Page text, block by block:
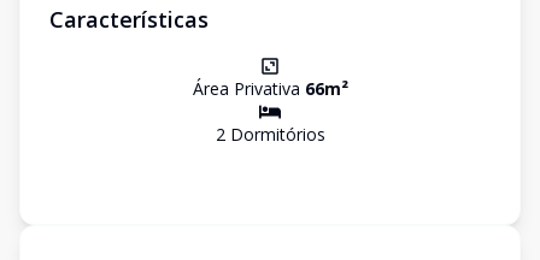
Características
Área Privativa 66m²
2Dormitórios